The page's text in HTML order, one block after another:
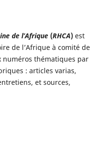
de l’Afrique (RHCA) est
de l’Afrique à comité de
numéros thématiques par
: articles varias,
et sources,